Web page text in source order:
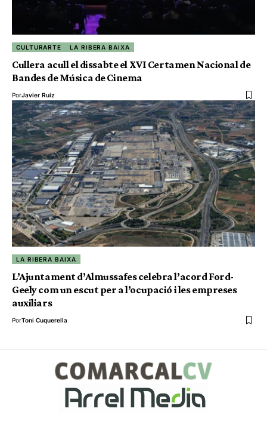
CULTURARTE LA RIBERA BAIXA
Cullera acull el dissabte el XVI Certamen Nacional de
Bandes de Música de Cinema
PorJavier Ruiz
LA RIBERA BAIXA
L’Ajuntament d’Almussafes celebra l’acord Ford-
Geely com un escut per a l’ocupació i les empreses
auxiliars
PorToni Cuquerella